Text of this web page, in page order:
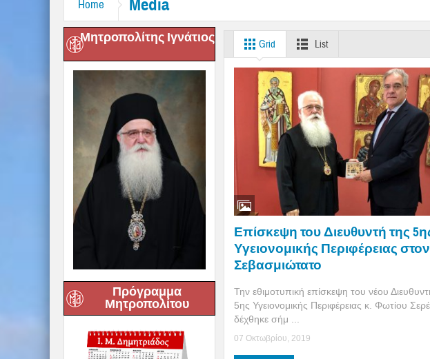
Home Media
Μητροπολίτης Ιγνάτιος
Πρόγραμμα
Μητροπολίτου
Grid List
Επίσκεψη του Διευθυντή της
Υγειονομικής Περιφέρειας στον
Σεβασμιώτατο
Την εθιμοτυπική επίσκεψη του νέου
5ης Υγειονομικής Περιφέρειας κ. Φωτίου
δέχθηκε σήμ ...
07 Οκτωβρίου, 2019